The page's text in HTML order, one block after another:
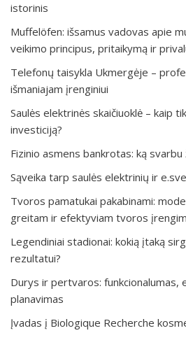
istorinis
Muffelöfen: išsamus vadovas apie
veikimo principus, pritaikymą ir
Telefonų taisykla Ukmergėje –
išmaniajam įrenginiui
Saulės elektrinės skaičiuoklė – kaip
investiciją?
Fizinio asmens bankrotas: ką svarbu
Sąveika tarp saulės elektrinių ir
Tvoros pamatukai pakabinami:
greitam ir efektyviam tvoros
Legendiniai stadionai: kokią įtaką
rezultatui?
Durys ir pertvaros: funkcionalumas,
planavimas
Įvadas į Biologique Recherche